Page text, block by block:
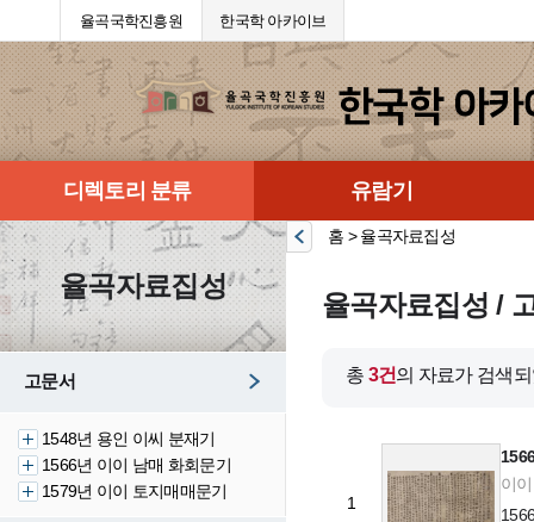
율곡국학진흥원 한국학 아카이브
디렉토리 분류 유람기
율곡자료집성
고문서
1548년 용인 이씨 분재기
1566년 이이 남매 화회문기
1579년 이이 토지매매문기
홈 > 율곡자료집성
율곡자료집성 /
총 3건의 자료가 검색
1
이